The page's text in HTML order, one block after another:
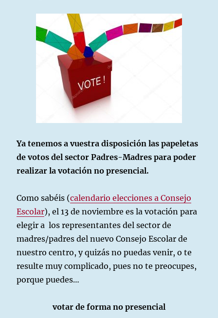
Ya tenemos a vuestra disposición las papeletas
de votos del sector Padres-Madres para poder
realizar la votación no presencial.
Como sabéis (calendario elecciones a Consejo
Escolar), el 13 de noviembre es la votación para
elegir a los representantes del sector de
madres/padres del nuevo Consejo Escolar de
nuestro centro, y quizás no puedas venir, o te
resulte muy complicado, pues no te preocupes,
porque puedes…
votar de forma no presencial